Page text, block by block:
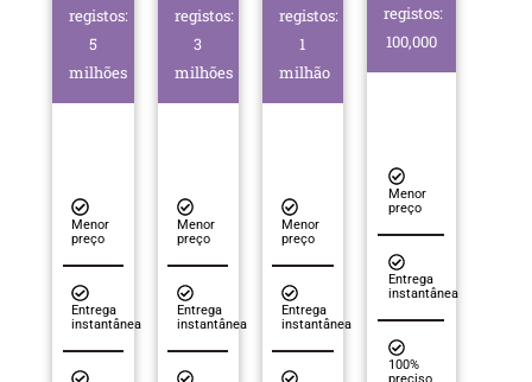
registos:
5
milhões
Menor
preço
Entrega
instantânea
registos:
3
milhões
Menor
preço
Entrega
instantânea
registos:
1
milhão
Menor
preço
Entrega
instantânea
registos:
100,000
Menor
preço
Entrega
instantânea
100%